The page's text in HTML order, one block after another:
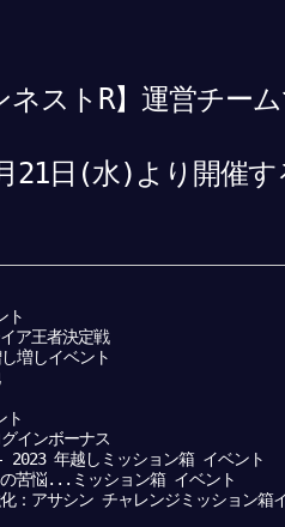
ネストR】運営チー
21日(水)より開催
ト
王者決定戦
しイベント
ト
インボーナス
年越しミッション箱 イベント
悩...ミッション箱 イベント
アサシン チャレンジミッション箱